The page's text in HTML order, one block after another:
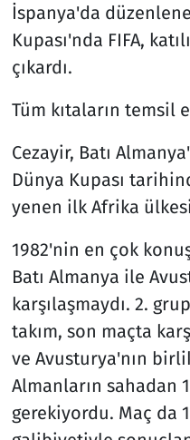
İspanya'da
Kupası'nda FIFA,
çıkardı.
Tüm kıtaların
Cezayir, Batı
Dünya Kupası
yenen ilk Afrika
1982'nin en çok
Batı Almanya ile
karşılaşmaydı. 2.
takım, son maçta
ve Avusturya'nın
Almanların sahadan
gerekiyordu. Maç da